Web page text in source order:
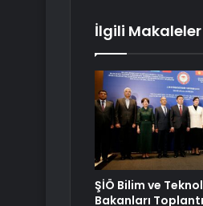
İlgili Makaleler
ŞİÖ Bilim ve
Bakanları